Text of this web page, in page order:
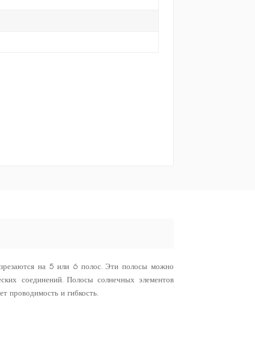
на 5 или 6 полос. Эти полосы можно
соединений. Полосы солнечных элементов
проводимость и гибкость.